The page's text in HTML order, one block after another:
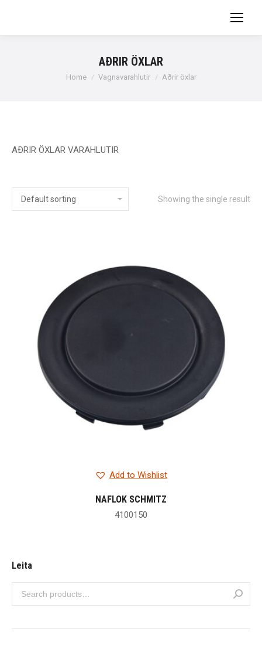
AÐRIR ÖXLAR
You are here:
Home Vagnavarahlutir Aðrir öxlar
AÐRIR ÖXLAR VARAHLUTIR
Showing the single result
Add to Wishlist
NAFLOK SCHMITZ
4100150
Leita